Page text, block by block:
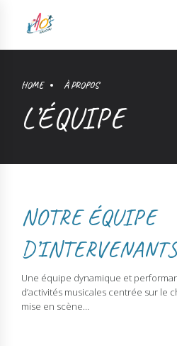
HOME À PROPOS
L’ÉQUIPE
NOTRE ÉQUIPE
D’INTERVENANTS
Une équipe dynamique et
d’activités musicales centrée sur le
mise en scène…